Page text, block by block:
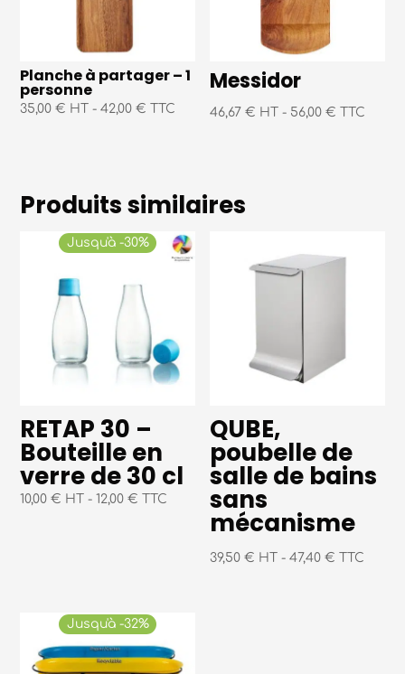
Planche à partager – 1
personne
35,00 € HT -42,00 € TTC
Messidor
46,67 € HT - 56,00 € TTC
Produits similaires
Jusqu'à -30%
RETAP 30 –
Bouteille en
verre de 30 cl
10,00 € HT -12,00 € TTC
QUBE,
poubelle de
salle de bains
sans
mécanisme
39,50 € HT -47,40 € TTC
Jusqu'à -32%